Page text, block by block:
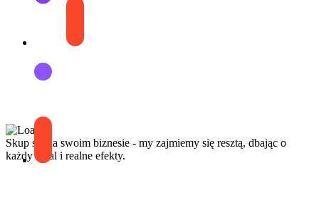
Skup się na swoim biznesie - my zajmiemy się resztą, dbając o
każdy detal i realne efekty.